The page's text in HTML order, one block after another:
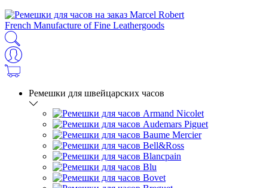
French Manufacture of Fine Leathergoods
Ремешки для швейцарских часов